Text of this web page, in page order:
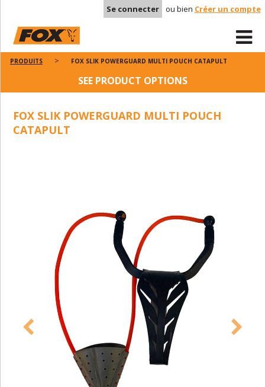
Se connecter ou bien Créer un compte
PRODUITS FOX SLIK POWERGUARD MULTI POUCH CATAPULT
SEE PRODUCT OPTIONS
FOX SLIK POWERGUARD MULTI POUCH
CATAPULT